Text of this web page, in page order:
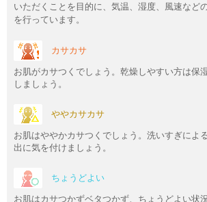
いただくことを目的に、気温、湿度、風速など
を行っています。
カサカサ
お肌がカサつくでしょう。乾燥しやすい方は保
しましょう。
ややカサカサ
お肌はややかカサつくでしょう。洗いすぎによ
出に気を付けましょう。
ちょうどよい
お肌はカサつかずベタつかず、ちょうどよい状